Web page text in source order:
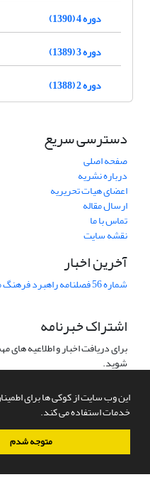
این وب سایت از کوکی ها برای
خدمات استفاده می کند.
متوجه شدم
دوره 4 (1390)
دوره 3 (1389)
دوره 2 (1388)
دسترسی سریع
صفحه اصلی
درباره نشریه
اعضای هیات تحریریه
ارسال مقاله
تماس با ما
نقشه سایت
آخرین اخبار
شماره 56 فصلنامه راهبرد فرهنگ منتشر شد
اشتراک خبرنامه
برای دریافت اخبار و اطلاعیه
شوید.
سامانه مدیریت نشریات علمی.